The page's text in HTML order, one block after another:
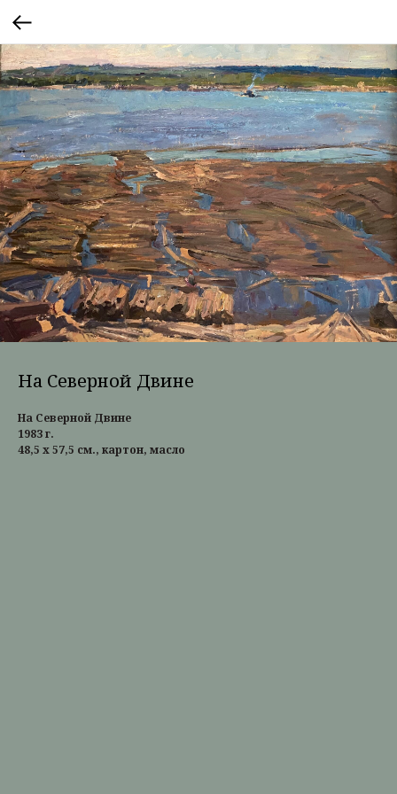
На Северной Двине
На Северной Двине
1983 г.
48,5 х 57,5 см., картон, масло